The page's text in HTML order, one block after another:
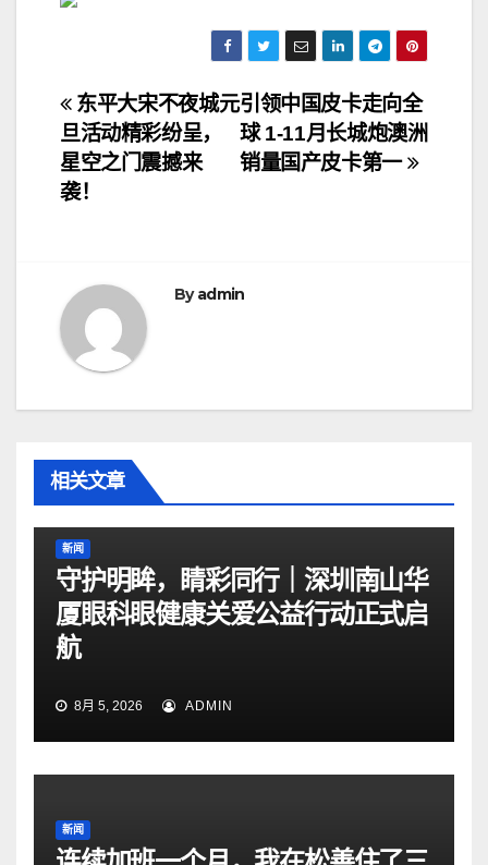
文
章
导
引领中国皮卡走向全
球 1-11月长城炮澳洲
销量国产皮卡第一
东平大宋不夜城元
旦活动精彩纷呈，
星空之门震撼来
袭！
Byadmin
相关文章
新闻
守护明眸，睛彩同行｜深圳南山华
厦眼科眼健康关爱公益行动正式启
航
8月 5, 2026 ADMIN
新闻